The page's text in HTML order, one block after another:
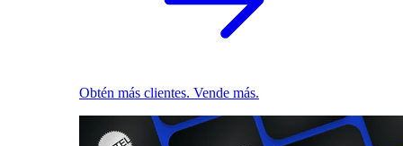
Obtén más clientes. Vende más.